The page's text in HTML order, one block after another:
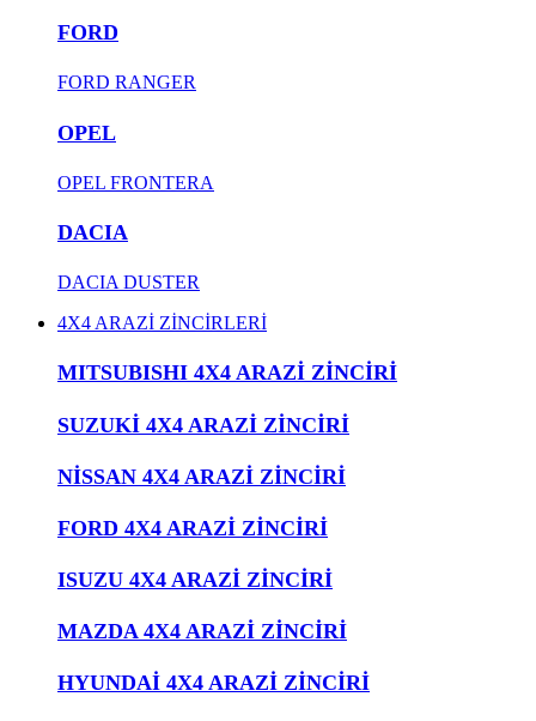
FORD
FORD RANGER
OPEL
OPEL FRONTERA
DACIA
DACIA DUSTER
4X4 ARAZİ ZİNCİRLERİ
MITSUBISHI 4X4 ARAZİ ZİNCİRİ
SUZUKİ 4X4 ARAZİ ZİNCİRİ
NİSSAN 4X4 ARAZİ ZİNCİRİ
FORD 4X4 ARAZİ ZİNCİRİ
ISUZU 4X4 ARAZİ ZİNCİRİ
MAZDA 4X4 ARAZİ ZİNCİRİ
HYUNDAİ 4X4 ARAZİ ZİNCİRİ